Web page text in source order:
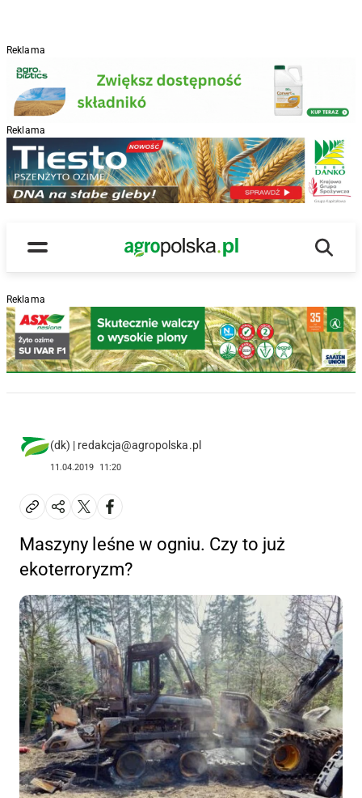
Reklama
Reklama
Menu
Main Logo
Reklama
(dk) | redakcja@agropolska.pl
11.04.2019 11:20
Maszyny leśne w ogniu. Czy to już
ekoterroryzm?